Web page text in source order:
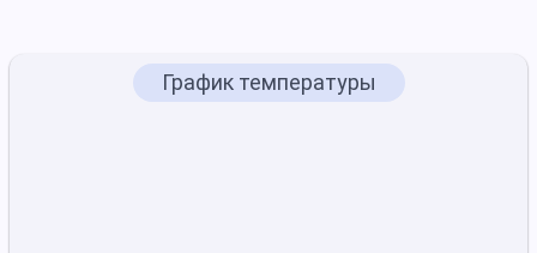
График температуры